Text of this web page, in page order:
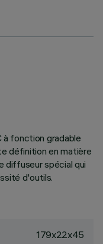
à fonction gradable
définition en matière
diffuseur spécial qui
d'outils.
179x22x45